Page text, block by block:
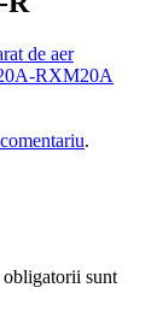
de aer
RXM20A
.
sunt